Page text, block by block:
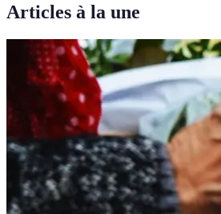
Articles à la une